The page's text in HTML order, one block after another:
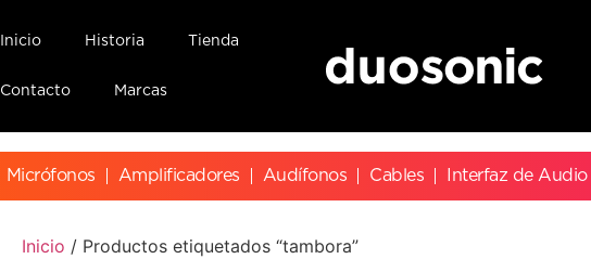
Inicio Historia Tienda
Contacto Marcas
Micrófonos Amplificadores Audífonos Cables Interfaz de Audio
Inicio / Productos etiquetados “tambora”